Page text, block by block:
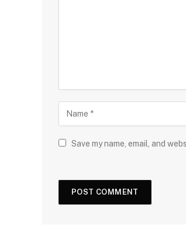
Save my name, email, and